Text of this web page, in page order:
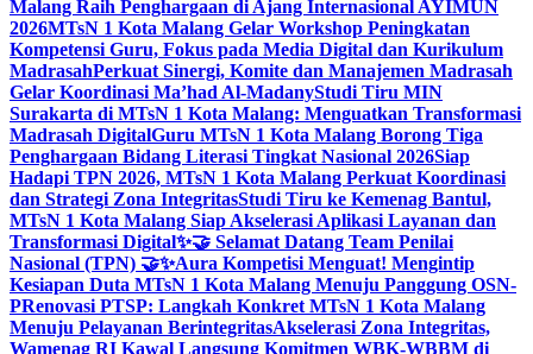
Malang Raih Penghargaan di Ajang Internasional AYIMUN
2026MTsN 1 Kota Malang Gelar Workshop Peningkatan
Kompetensi Guru, Fokus pada Media Digital dan Kurikulum
MadrasahPerkuat Sinergi, Komite dan Manajemen Madrasah
Gelar Koordinasi Ma’had Al-MadanyStudi Tiru MIN
Surakarta di MTsN 1 Kota Malang: Menguatkan Transformasi
Madrasah DigitalGuru MTsN 1 Kota Malang Borong Tiga
Penghargaan Bidang Literasi Tingkat Nasional 2026Siap
Hadapi TPN 2026, MTsN 1 Kota Malang Perkuat Koordinasi
dan Strategi Zona IntegritasStudi Tiru ke Kemenag Bantul,
MTsN 1 Kota Malang Siap Akselerasi Aplikasi Layanan dan
Transformasi Digital✨🤝 Selamat Datang Team Penilai
Nasional (TPN) 🤝✨Aura Kompetisi Menguat! Mengintip
Kesiapan Duta MTsN 1 Kota Malang Menuju Panggung OSN-
PRenovasi PTSP: Langkah Konkret MTsN 1 Kota Malang
Menuju Pelayanan BerintegritasAkselerasi Zona Integritas,
Wamenag RI Kawal Langsung Komitmen WBK-WBBM di